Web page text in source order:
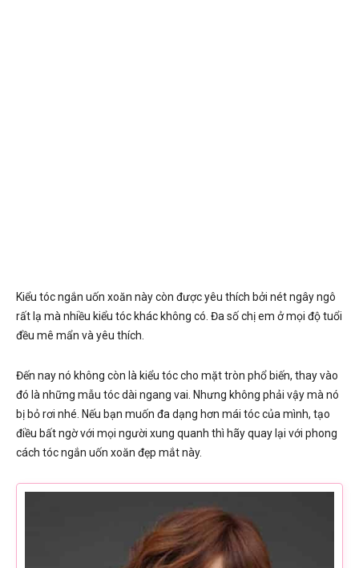
Kiểu tóc ngắn uốn xoăn này còn được yêu thích bởi nét ngây ngô
rất lạ mà nhiều kiểu tóc khác không có. Đa số chị em ở mọi độ tuổi
đều mê mẩn và yêu thích.
Đến nay nó không còn là kiểu tóc cho mặt tròn phổ biến, thay vào
đó là những mẫu tóc dài ngang vai. Nhưng không phải vậy mà nó
bị bỏ rơi nhé. Nếu bạn muốn đa dạng hơn mái tóc của mình, tạo
điều bất ngờ với mọi người xung quanh thì hãy quay lại với phong
cách tóc ngắn uốn xoăn đẹp mắt này.